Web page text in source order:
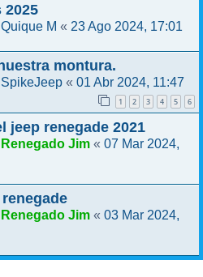
2025
Quique M « 23 Ago 2024, 17:01
montura.
SpikeJeep « 01 Abr 2024, 11:47
1 2 3 4 5 6
jeep renegade 2021
Renegado Jim « 07 Mar 2024,
Renegado Jim « 03 Mar 2024,